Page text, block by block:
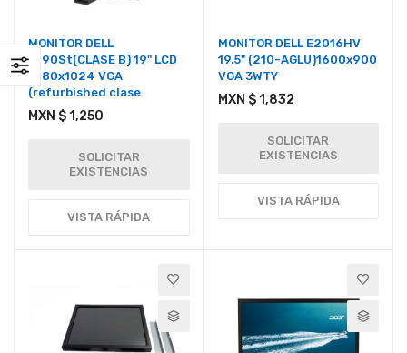
MONITOR DELL
P190St(CLASE B) 19" LCD
1280x1024 VGA
(refurbished clase
MXN $ 1,250
SOLICITAR
EXISTENCIAS
VISTA RÁPIDA
MONITOR DELL E2016HV
19.5" (210-AGLU)1600x900
VGA 3WTY
MXN $ 1,832
SOLICITAR
EXISTENCIAS
VISTA RÁPIDA